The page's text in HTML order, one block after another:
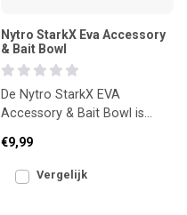
Nytro StarkX Eva Accessory
& Bait Bowl
De Nytro StarkX EVA
Accessory & Bait Bowl is
langwerpig model. Ideaa
€9,99
Vergelijk